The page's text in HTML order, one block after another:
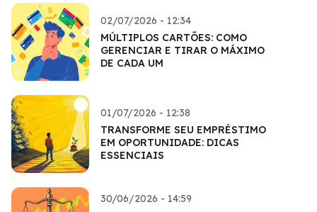
02/07/2026 - 12:34
MÚLTIPLOS CARTÕES: COMO
GERENCIAR E TIRAR O MÁXIMO
DE CADA UM
01/07/2026 - 12:38
TRANSFORME SEU EMPRÉSTIMO
EM OPORTUNIDADE: DICAS
ESSENCIAIS
30/06/2026 - 14:59